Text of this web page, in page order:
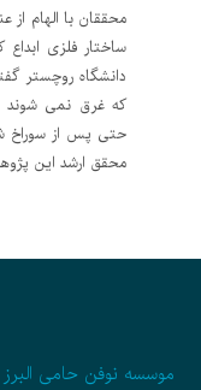
محققان با الهام
ساختار فلزی
دانشگاه روچستر
که غرق نمی
حتی پس از سوراخ
محقق ارشد این
موسسه نوفن حامی